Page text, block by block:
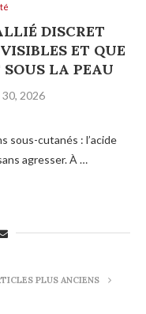
DISCRET
ET QUE
SOUS LA PEAU
2026
sous-cutanés : l’acide
agresser. À …
PLUS ANCIENS